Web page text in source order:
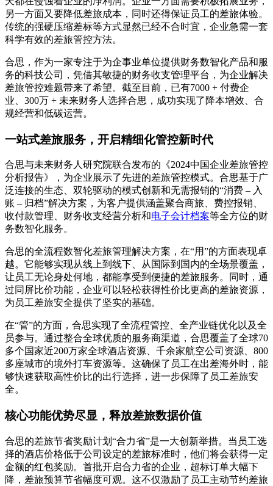
另一方面又要降低差旅成本，同时还得保证员工的差旅体验。
传统的强硬压缩差标等方式显然已经不合时宜，企业急需一套
科学有效的差旅管控方法。
合思，作为一家专注于为企事业单位提供财务数智化产品和服
务的科技公司，凭借其敏捷的财务收支管理平台，为企业解决
差旅管控难题带来了希望。截至目前，已有7000 + 付费企
业、300万 + 未来财务人选择合思，成功实现了降本增效、合
规经营和低碳运营。
一站式差旅服务，开启精细化管控新时代
合思与未来财务人研究院联合发布的《2024中国企业差旅管控
分析报告》，为企业展示了先进的差旅管控模式。合思基于广
泛连接的生态、双轮驱动的模式创新和无需报销的“消费 – 入
账 – 归档”解决方案，为客户提供涵盖聚合商旅、费控报销、
收付款管理、财务收支经营分析和电子会计档案等全方位的财
务数智化服务。
合思的全流程数智化差旅管理解决方案，在“用”的方面表现卓
越。它能够实现从线上到线下、从国际到国内的全场景覆盖，
让员工无论身处何地，都能享受到便捷的差旅服务。同时，通
过同屏比价功能，企业可以轻松获得性价比更高的差旅资源，
为员工差旅安全提供了坚实的基础。
在“管”的方面，合思实现了全流程管控、全产业链优化以及全
员参与。通过整合全球优质的服务商渠道，合思覆盖了全球70
多个国家近200万家全球酒店资源、千余家航空公司资源、800
多座城市的境外打车资源等。这确保了员工在出差海外时，能
够快速获取高性价比的出行选择，进一步保障了员工差旅安
全。
核心功能优势尽显，释放差旅数据价值
合思的差旅节省奖励计划“合力省”是一大创新举措。当员工选
择的酒店价格低于公司设定的差旅标准时，他们将会获得一定
金额的红包奖励。首批开启合力省的企业，超标订单大幅下
降，差旅预算节省幅度可观。这不仅激励了员工主动节约差旅